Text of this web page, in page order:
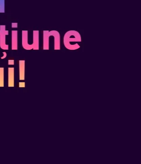
locuri noi și fascinante pe care Yoshi le
și vârfuri muntoase învolburate, la
insecte, fiecare este plin de habitate